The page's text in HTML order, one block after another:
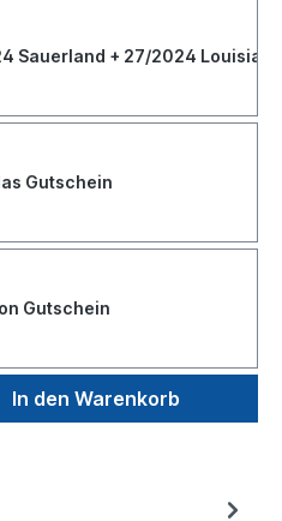
Sauerland + 27/2024 Louisiana
Gutschein
Gutschein
In den Warenkorb